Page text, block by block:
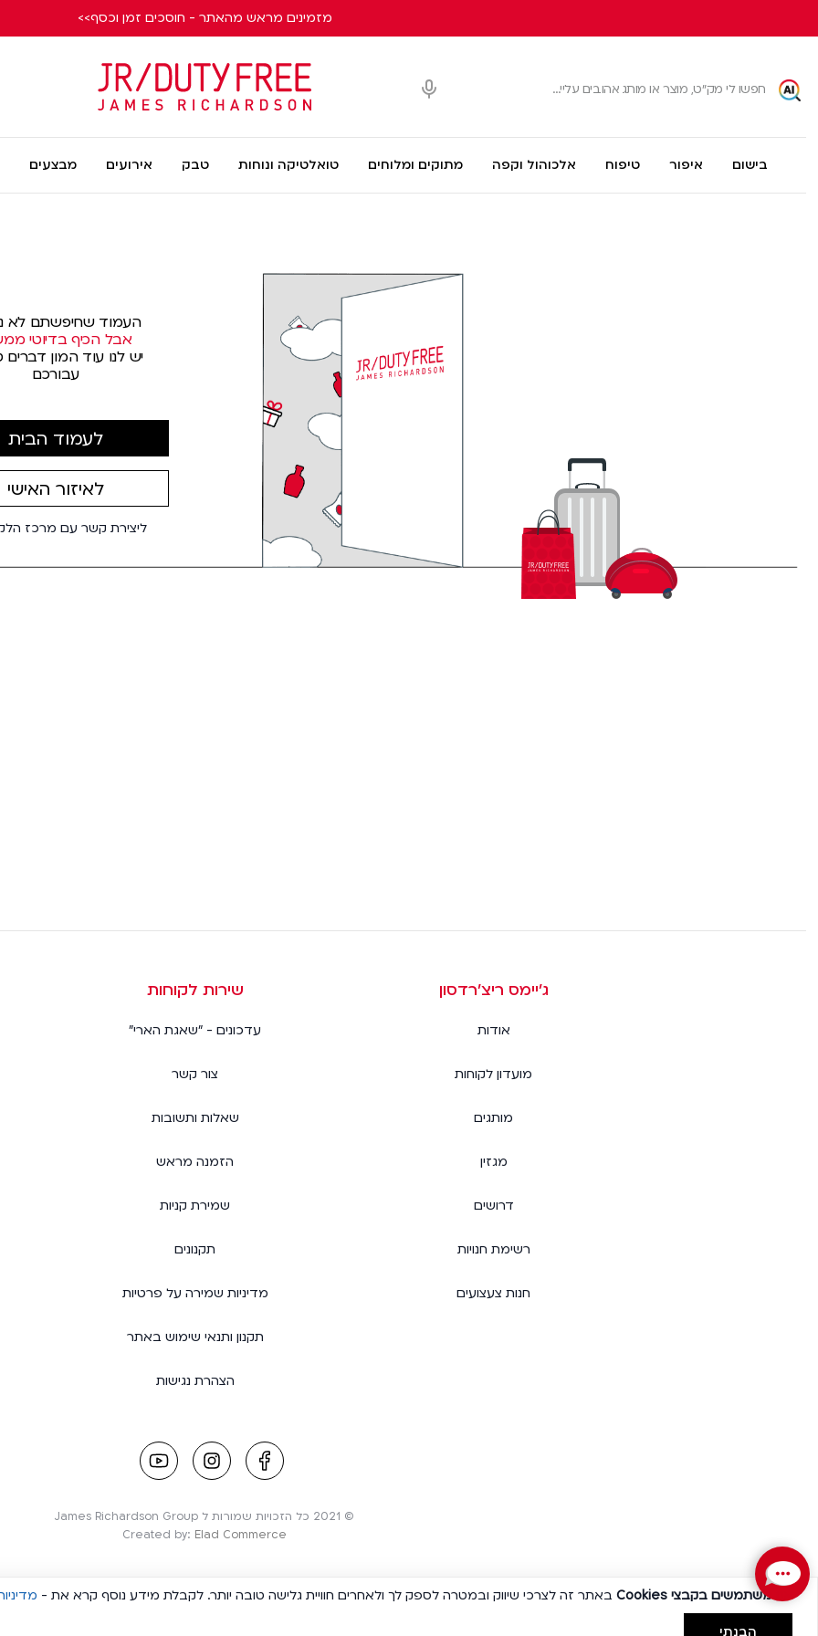
מזמינים מראש מהאתר - חוסכים זמן וכסף>>
James
Richardson
בישום איפור טיפוח אלכוהול וקפה מתוקים ומלוחים טואלטיקה ונוחות טבק אירועים מבצעים
העמוד שחיפשתם לא
אבל הכיף בדיוטי
יש לנו עוד המון דברים
עבורכם
לעמוד הבית
לאיזור האישי
ליצירת קשר עם מרכז
ג׳יימס ריצ׳רדסון
אודות
מועדון לקוחות
מותגים
מגזין
דרושים
רשימת חנויות
חנות צעצועים
שירות לקוחות
עדכונים - "שאגת הארי"
צור קשר
שאלות ותשובות
הזמנה מראש
שמירת קניות
תקנונים
מדיניות שמירה על פרטיות
תקנון ותנאי שימוש באתר
הצהרת נגישות
facebook
link
instagram
link
© 2021 כל הזכויות שמורות ל James Richardson Group
Created by: Elad Commerce
אנו משתמשים בקבצי Cookies באתר זה לצרכי שיווק ובמטרה לספק לך ולאחרים חוויית גלישה טובה יותר. לקבלת מידע נוסף קרא את -
הבנתי